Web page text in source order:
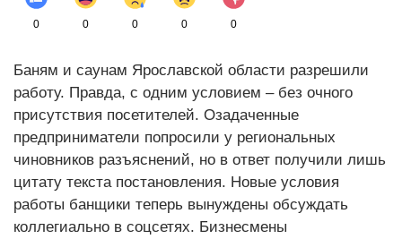
0 0 0 0 0
Баням и саунам Ярославской области разрешили
работу. Правда, с одним условием – без очного
присутствия посетителей. Озадаченные
предприниматели попросили у региональных
чиновников разъяснений, но в ответ получили лишь
цитату текста постановления. Новые условия
работы банщики теперь вынуждены обсуждать
коллегиально в соцсетях. Бизнесмены